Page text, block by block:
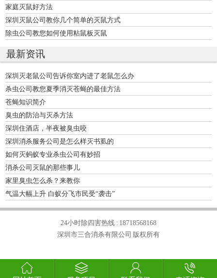
家庭灭鼠好方法
深圳灭鼠公司教你几个简单的灭鼠方式
除虫公司教您如何使用粘鼠板灭鼠
最新资讯
深圳灭老鼠公司告诉你室内进了老鼠怎么办
杀虫公司教您夏季消灭苍蝇的最佳方法
苍蝇知识简介
臭虫的防治与灭杀方法
深圳住酒店，半夜被臭虫咬
深圳消杀服务公司是怎么样灭书虱的
如何灭蚂蚁专业杀虫公司有妙招
消杀公司灭鼠的那些事儿
家里臭虫怎么杀？来教你
气温大幅上升 白蚁分飞市民受“袭击”
24小时除四害热线 : 18718568168
深圳市三合消杀有限公司 版权所有